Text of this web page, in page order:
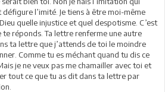
défigure l’imité. Je tiens à être moi-même
quelle injustice et quel despotisme. C’est
te réponds. Ta lettre renferme une autre
ta lettre que j’attends de toi le moindre
Comme tu es méchant quand tu dis ce
je ne veux pas me chamailler avec toi et
tout ce que tu as dit dans ta lettre par